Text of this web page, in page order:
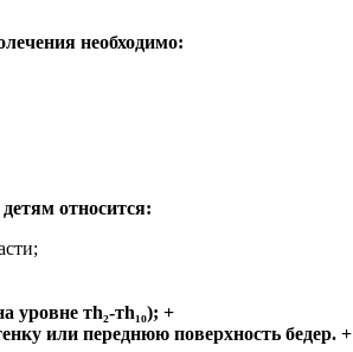
необходимо:
относится:
уровне тh₂-тh₁₀); +
или переднюю поверхность бедер. +